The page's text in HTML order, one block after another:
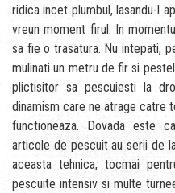
ridica incet plumbul, lasandu-l
vreun moment firul. In
sa fie o trasatura. Nu intepati,
mulinati un metru de fir si
plictisitor sa pescuiesti la
dinamism care ne atrage catre
functioneaza. Dovada este
articole de pescuit au serii de
aceasta tehnica, tocmai
pescuite intensiv si multe